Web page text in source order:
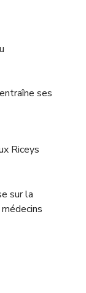
ses
Riceys
sur la